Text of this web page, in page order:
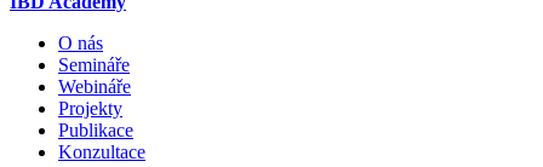
O nás
Semináře
Webináře
Projekty
Publikace
Konzultace